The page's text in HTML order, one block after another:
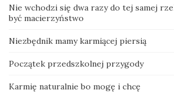
Nie wchodzi się dwa razy do tej samej
być macierzyństwo
Niezbędnik mamy karmiącej piersią
Początek przedszkolnej przygody
Karmię naturalnie bo mogę i chcę